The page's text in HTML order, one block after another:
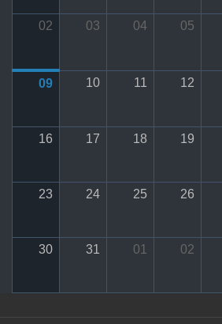
02 03 04 05
09 10 11 12
16 17 18 19
23 24 25 26
30 31 01 02